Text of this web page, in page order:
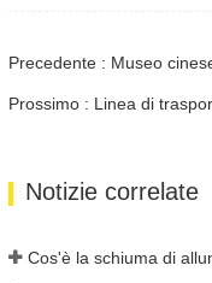
Precedente : Museo
Prossimo : Linea di
Notizie correlate
Cos'è la schiuma di